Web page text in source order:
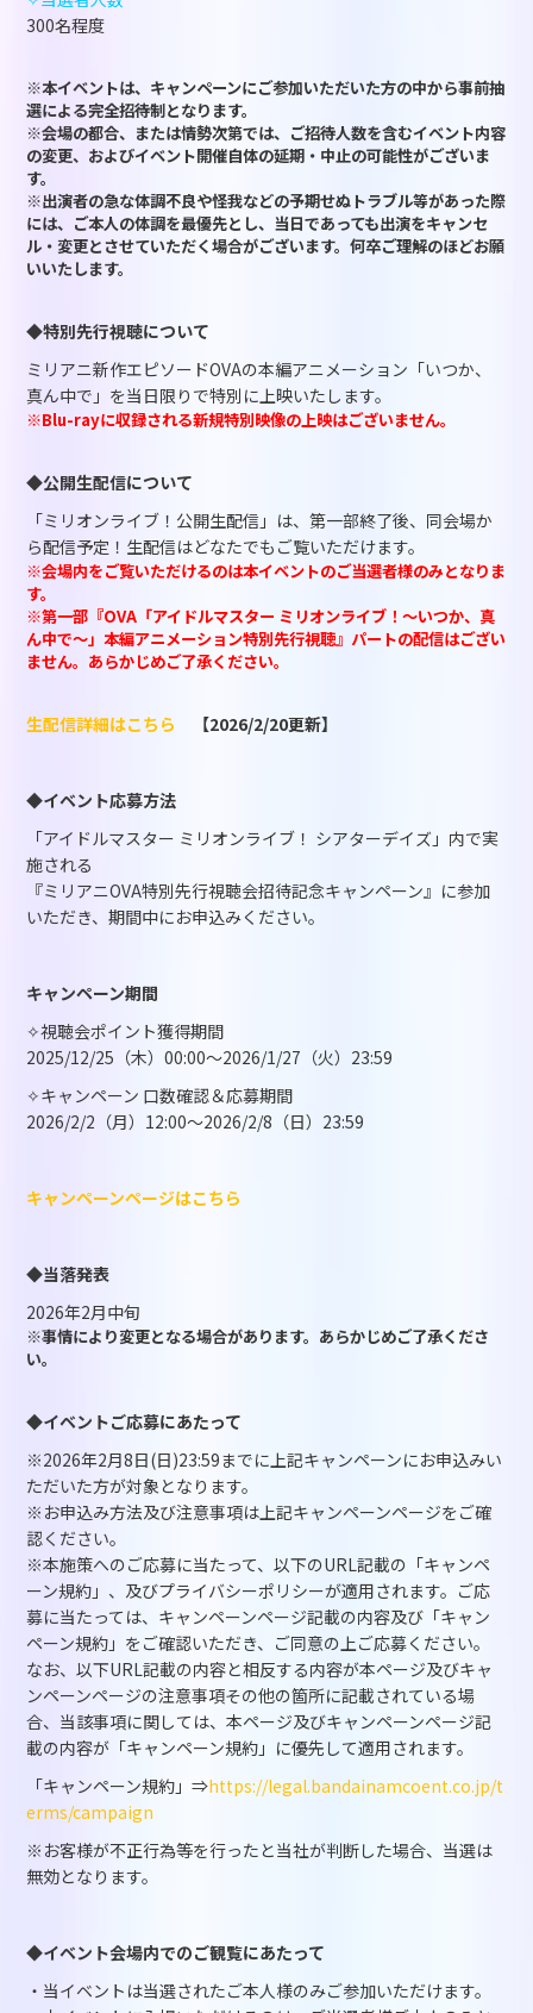
300名程度
※本イベントは、キャンペーンにご参加いただいた方の中から事前抽
選による完全招待制となります。
※会場の都合、または情勢次第では、ご招待人数を含むイベント内容
の変更、およびイベント開催自体の延期・中止の可能性がございま
す。
※出演者の急な体調不良や怪我などの予期せぬトラブル等があった際
には、ご本人の体調を最優先とし、当日であっても出演をキャンセ
ル・変更とさせていただく場合がございます。何卒ご理解のほどお願
いいたします。
◆特別先行視聴について
ミリアニ新作エピソードOVAの本編アニメーション「いつか、
真ん中で」を当日限りで特別に上映いたします。
※Blu-rayに収録される新規特別映像の上映はございません。
◆公開生配信について
「ミリオンライブ！公開生配信」は、第一部終了後、同会場か
ら配信予定！生配信はどなたでもご覧いただけます。
※会場内をご覧いただけるのは本イベントのご当選者様のみとなりま
す。
※第一部『OVA「アイドルマスター ミリオンライブ！～いつか、真
ん中で～」本編アニメーション特別先行視聴』パートの配信はござい
ません。あらかじめご了承ください。
生配信詳細はこちら 【2026/2/20更新】
◆イベント応募方法
「アイドルマスター ミリオンライブ！ シアターデイズ」内で実
施される
『ミリアニOVA特別先行視聴会招待記念キャンペーン』に参加
いただき、期間中にお申込みください。
キャンペーン期間
✧視聴会ポイント獲得期間
2025/12/25（木）00:00～2026/1/27（火）23:59
✧キャンペーン 口数確認＆応募期間
2026/2/2（月）12:00～2026/2/8（日）23:59
キャンペーンページはこちら
◆当落発表
2026年2月中旬
※事情により変更となる場合があります。あらかじめご了承くださ
い。
◆イベントご応募にあたって
※2026年2月8日(日)23:59までに上記キャンペーンにお申込みい
ただいた方が対象となります。
※お申込み方法及び注意事項は上記キャンペーンページをご確
認ください。
※本施策へのご応募に当たって、以下のURL記載の「キャンペ
ーン規約」、及びプライバシーポリシーが適用されます。ご応
募に当たっては、キャンペーンページ記載の内容及び「キャン
ペーン規約」をご確認いただき、ご同意の上ご応募ください。
なお、以下URL記載の内容と相反する内容が本ページ及びキャ
ンペーンページの注意事項その他の箇所に記載されている場
合、当該事項に関しては、本ページ及びキャンペーンページ記
載の内容が「キャンペーン規約」に優先して適用されます。
「キャンペーン規約」⇒https://legal.bandainamcoent.co.jp/t
erms/campaign
※お客様が不正行為等を行ったと当社が判断した場合、当選は
無効となります。
◆イベント会場内でのご観覧にあたって
・当イベントは当選されたご本人様のみご参加いただけます。